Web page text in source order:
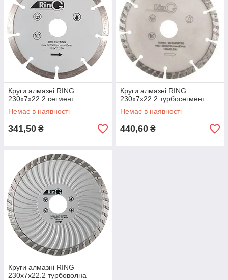
Круги алмазні RING
230x7x22.2 сегмент
Немає в наявності
341,50 ₴
Круги алмазні RING
230x7x22.2 турбосегмент
Немає в наявності
440,60 ₴
Круги алмазні RING
230x7x22.2 турбоволна